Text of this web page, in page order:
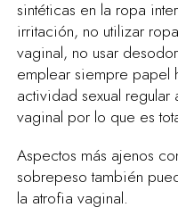
sintéticas en la ropa
irritación, no utilizar
vaginal, no usar
emplear siempre papel
actividad sexual
vaginal por lo que es
Aspectos más ajenos
sobrepeso también
la atrofia vaginal.